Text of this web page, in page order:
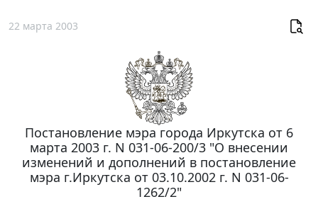
22 марта 2003
Постановление мэра города Иркутска от 6
марта 2003 г. N 031-06-200/3 "О внесении
изменений и дополнений в постановление
мэра г.Иркутска от 03.10.2002 г. N 031-06-
1262/2"